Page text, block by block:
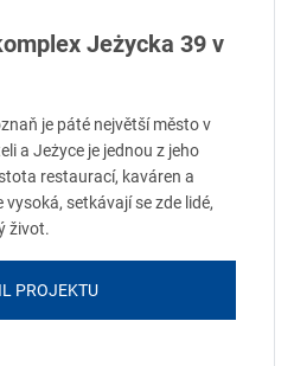
Jeżycka 39 v
je páté největší město v
a Jeżyce je jednou z jeho
restaurací, kaváren a
setkávají se zde lidé,
život.
PROJEKTU